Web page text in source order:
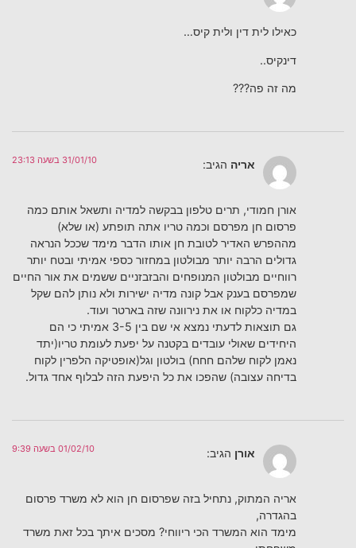
כאילו לית דין ולית קיס…
דינקיס..
מה זה פה???
אריה הגיב: 31/01/10 בשעה 23:13
אורן חמודי, תרים טלפון בבקשה למדיה ותשאל אותם כמה
פרסום חן מפרסם וכמה טריו אתה תופתע (או שלא)
מההפרש האדיר לטובת חן אותו הדבר מימד שככל הנראה
גדולים הרבה יותר מבולטון במחזור כספי אמיתי ובטח יותר
רווחיים מבולטון המנופחים והבזבזניים ששמים את אור החיים
שמפרסם בענק אבל קונה מדיה ישירות ולא נותן להם שקל
במדיה כלקוח או את נירוונה שזה בארטר ועוד.
גם תוצאות לדעתי נמצא אי שם בין 3-5 אמיתי כי הם
היחידים שאולי עובדים בקטנה על יפעת לעומת טריו(יתד
נאמן לקוח שלהם חחח) בולטון וגל(אופטיקה הלפרין לקוח
בדיחה עצובה) שהפכו את כל היפעת הזה לבלוף אחד גדול.
אורן הגיב: 01/02/10 בשעה 9:39
אריה המתוק, נתחיל בזה שפרסום חן הוא לא משרד פרסום
בהגדרה,
מימד הוא המשרד הכי ריווחי? מסכים איתך בכל זאת משרד